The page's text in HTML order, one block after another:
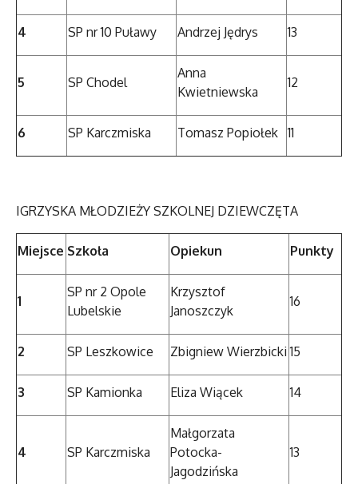
4 SP nr 10 Puławy Andrzej Jędrys 13
5 SP Chodel
Anna
Kwietniewska
12
6 SP Karczmiska Tomasz Popiołek 11
IGRZYSKA MŁODZIEŻY SZKOLNEJ DZIEWCZĘTA
Miejsce Szkoła Opiekun Punkty
1
SP nr 2 Opole
Lubelskie
Krzysztof
Janoszczyk
16
2 SP Leszkowice Zbigniew Wierzbicki 15
3 SP Kamionka Eliza Wiącek 14
4 SP Karczmiska
Małgorzata
Potocka-
Jagodzińska
13